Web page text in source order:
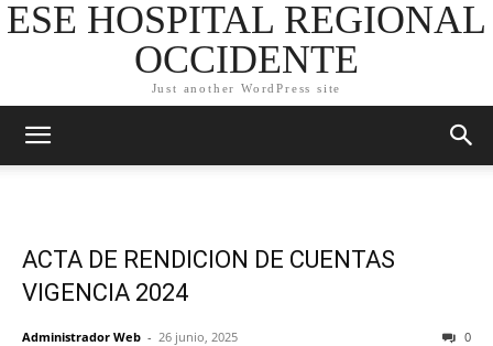
ESE HOSPITAL REGIONAL
OCCIDENTE
Just another WordPress site
ACTA DE RENDICION DE CUENTAS
VIGENCIA 2024
Administrador Web - 26 junio, 2025 0